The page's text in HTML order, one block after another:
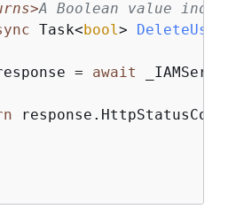
A Boolean value
Task<bool>
= await
response.HttpStatusCode